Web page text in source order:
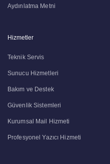
Aydınlatma Metni
Hizmetler
Teknik Servis
Sunucu Hizmetleri
Bakım ve Destek
Güvenlik Sistemleri
Kurumsal Mail Hizmeti
Profesyonel Yazıcı Hizmeti